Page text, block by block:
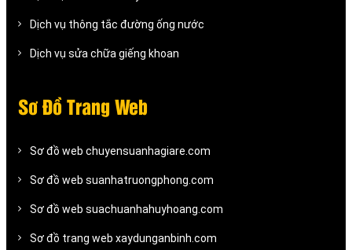
Dịch vụ thông tắc đường ống nước
Dịch vụ sửa chữa giếng khoan
Sơ Đồ Trang Web
Sơ đồ web chuyensuanhagiare.com
Sơ đồ web suanhatruongphong.com
Sơ đồ web suachuanhahuyhoang.com
Sơ đồ trang web xaydunganbinh.com